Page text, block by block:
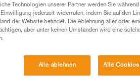
diesem Tech Tipp geht,
verstehen zu
Informationen richtig
und ein spezielles
Technologien unserer Partner werden Sie während
jederzeit widerrufen, indem Sie auf den
der Website befindet. Die Ablehnung aller oder
aber unter keinen Umständen wird eine
Alle ablehnen Alle